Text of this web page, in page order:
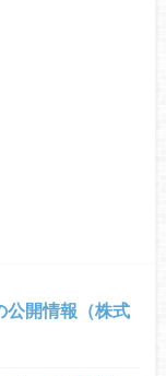
開情報（株式